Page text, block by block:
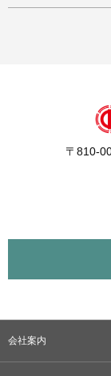
〒810-
会社案内